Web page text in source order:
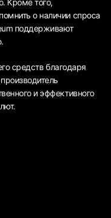
о наличии спроса
поддерживают
средств благодаря
и эффективного